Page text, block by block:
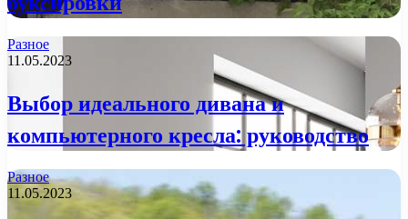
Разное
11.05.2023
Выбор идеального дивана и
компьютерного кресла: руководство
Разное
11.05.2023